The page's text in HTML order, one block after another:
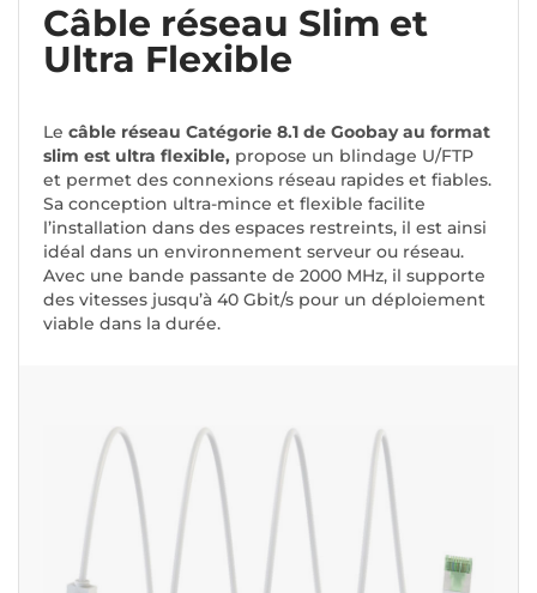
Câble réseau Slim et
Ultra Flexible
Le câble réseau Catégorie 8.1 de Goobay au format
slim est ultra flexible, propose un blindage U/FTP
et permet des connexions réseau rapides et fiables.
Sa conception ultra-mince et flexible facilite
l’installation dans des espaces restreints, il est ainsi
idéal dans un environnement serveur ou réseau.
Avec une bande passante de 2000 MHz, il supporte
des vitesses jusqu’à 40 Gbit/s pour un déploiement
viable dans la durée.